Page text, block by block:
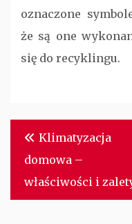
oznaczone
że są one
się do recyklingu.
Nawigacja
wpisu
Klimatyzacja
domowa –
właściwości i